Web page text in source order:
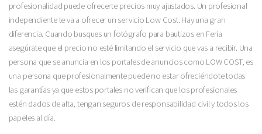
profesionalidad puede ofrecerte precios muy ajustados. Un profesional
independiente te va a ofrecer un servicio Low Cost. Hay una gran
diferencia. Cuando busques un fotógrafo para bautizos en Feria
asegúrate que el precio no esté limitando el servicio que vas a recibir. Una
persona que se anuncia en los portales de anuncios como LOW COST, es
una persona que profesionalmente puede no estar ofreciéndote todas
las garantías ya que estos portales no verifican que los profesionales
estén dados de alta, tengan seguros de responsabilidad civil y todos los
papeles al día.